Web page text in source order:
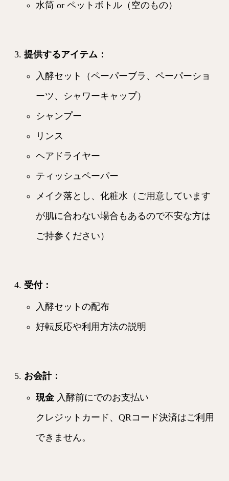
水筒 or ペットボトル（空のもの）
提供するアイテム ：
入酵セット（ペーパーブラ、ペーパーショ
ーツ、シャワーキャップ）
シャンプー
リンス
ヘアドライヤー
ティッシュペーパー
メイク落とし、化粧水（ご用意しています
が肌に合わない場合もあるので不安な方は
ご持参ください）
受付：
入酵セットの配布
好転反応や利用方法の説明
お会計：
現金 入酵前にでのお支払い
クレジットカード、QRコード決済はご利用
できません。